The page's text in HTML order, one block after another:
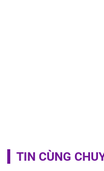
TIN CÙNG